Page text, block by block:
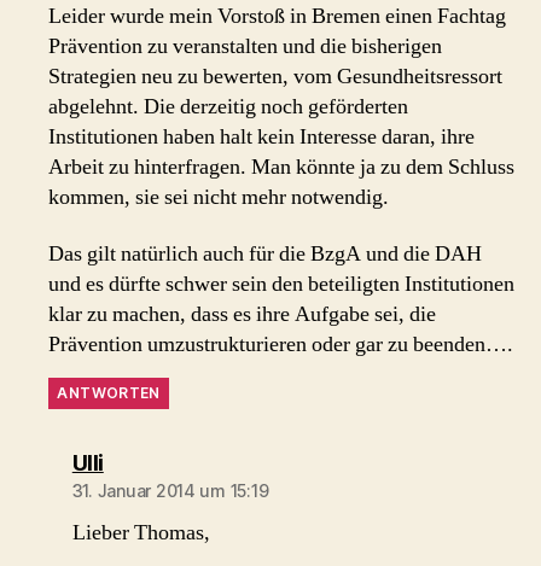
Leider wurde mein Vorstoß in Bremen einen Fachtag
Prävention zu veranstalten und die bisherigen
Strategien neu zu bewerten, vom Gesundheitsressort
abgelehnt. Die derzeitig noch geförderten
Institutionen haben halt kein Interesse daran, ihre
Arbeit zu hinterfragen. Man könnte ja zu dem Schluss
kommen, sie sei nicht mehr notwendig.
Das gilt natürlich auch für die BzgA und die DAH
und es dürfte schwer sein den beteiligten Institutionen
klar zu machen, dass es ihre Aufgabe sei, die
Prävention umzustrukturieren oder gar zu beenden….
ANTWORTEN
Ullisagt:
31. Januar 2014 um 15:19
Lieber Thomas,